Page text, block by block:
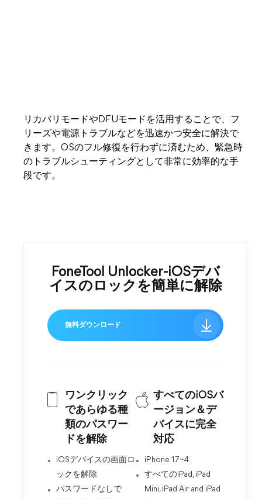
リカバリモードやDFUモードを活用することで、フ
リーズや電源トラブルなどを迅速かつ安全に解決で
きます。OSのフル修復を行わずに済むため、緊急時
のトラブルシューティングとして非常に効率的な手
段です。
FoneTool Unlocker-iOSデバ
イスのロックを簡単に解除
無料ダウンロード
ワンクリック
であらゆる種
類のパスワー
ドを解除
iOSデバイスの画面ロ
ックを解除
パスワードなしで
すべてのiOSバ
ージョン＆デ
バイスに完全
対応
iPhone 17~4
すべてのiPad, iPad
Mini, iPad Air and iPad